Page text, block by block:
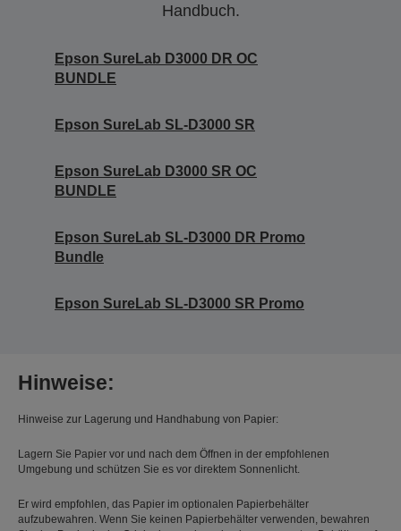
Handbuch.
Epson SureLab D3000 DR OC
BUNDLE
Epson SureLab SL-D3000 SR
Epson SureLab D3000 SR OC
BUNDLE
Epson SureLab SL-D3000 DR Promo
Bundle
Epson SureLab SL-D3000 SR Promo
Hinweise:
Hinweise zur Lagerung und Handhabung von Papier:
Lagern Sie Papier vor und nach dem Öffnen in der empfohlenen
Umgebung und schützen Sie es vor direktem Sonnenlicht.
Er wird empfohlen, das Papier im optionalen Papierbehälter
aufzubewahren. Wenn Sie keinen Papierbehälter verwenden, bewahren